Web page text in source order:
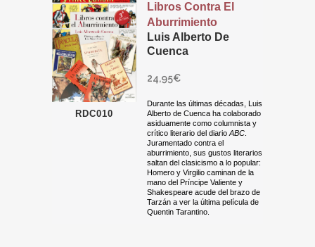
RDC010
Libros Contra El
Aburrimiento
Luis Alberto De
Cuenca
24,95€
Durante las últimas décadas, Luis
Alberto de Cuenca ha colaborado
asiduamente como columnista y
crítico literario del diario ABC
Juramentado contra el
aburrimiento, sus gustos literarios
saltan del clasicismo a lo popular:
Homero y Virgilio caminan de la
mano del Príncipe Valiente y
Shakespeare acude del brazo de
Tarzán a ver la última película de
Quentin Tarantino.